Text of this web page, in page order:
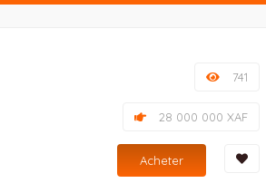
741
28 000 000 XAF
Acheter